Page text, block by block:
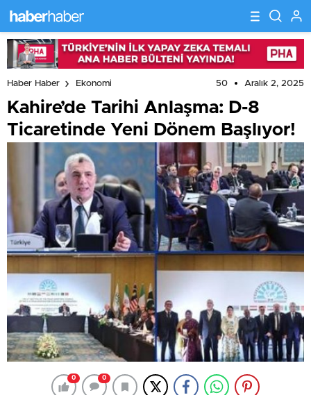
Haber Haber Ekonomi 50 Aralık 2, 2025
Kahire’de Tarihi Anlaşma: D-8
Ticaretinde Yeni Dönem Başlıyor!
0 0